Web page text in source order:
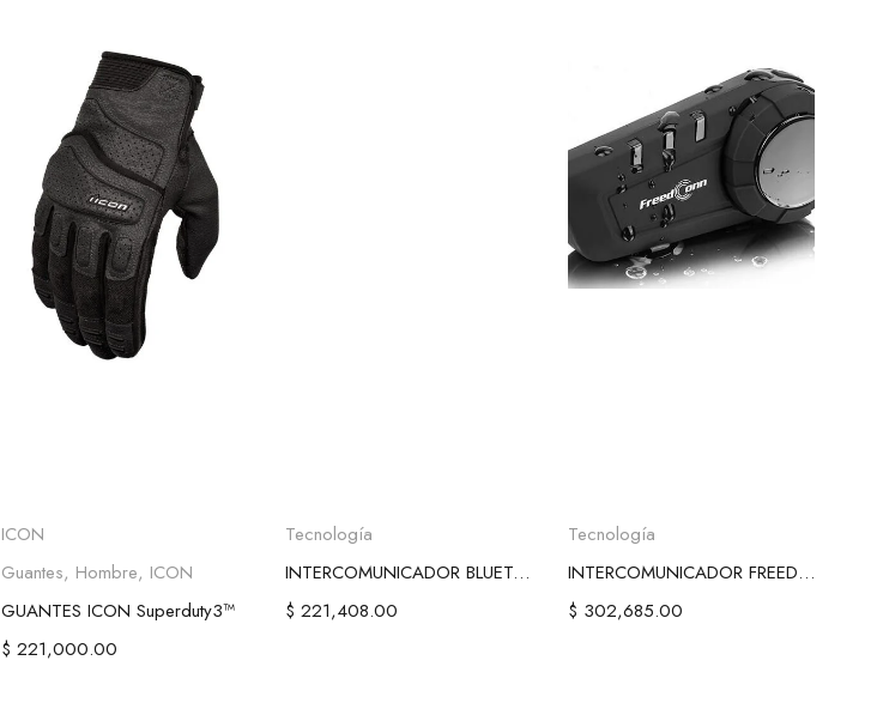
Seleccionar opciones
ICON
Guantes, Hombre, ICON
GUANTES ICON Superduty3™
$ 221,000.00
Añadir al carrito
Tecnología
INTERCOMUNICADOR BLUETOOTH FREEDCONN T-COM VB
$ 221,408.00
Añadir al carrito
Tecnología
INTERCOMUNICADOR FREEDCONN KY-PRO
$ 302,685.00